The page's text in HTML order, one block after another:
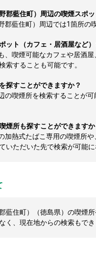
郡藍住町）周辺の喫煙スポ
郡藍住町）周辺では1箇所の
ット（カフェ・居酒屋など
、喫煙可能なカフェや居酒
索することも可能です。
探すことができますか？
の喫煙所を検索することが
煙所も探すことができますか
加熱式たばこ専用の喫煙所
いただいた先で検索が可能に
藍住町）（徳島県）の喫煙
く、現在地からの検索もで